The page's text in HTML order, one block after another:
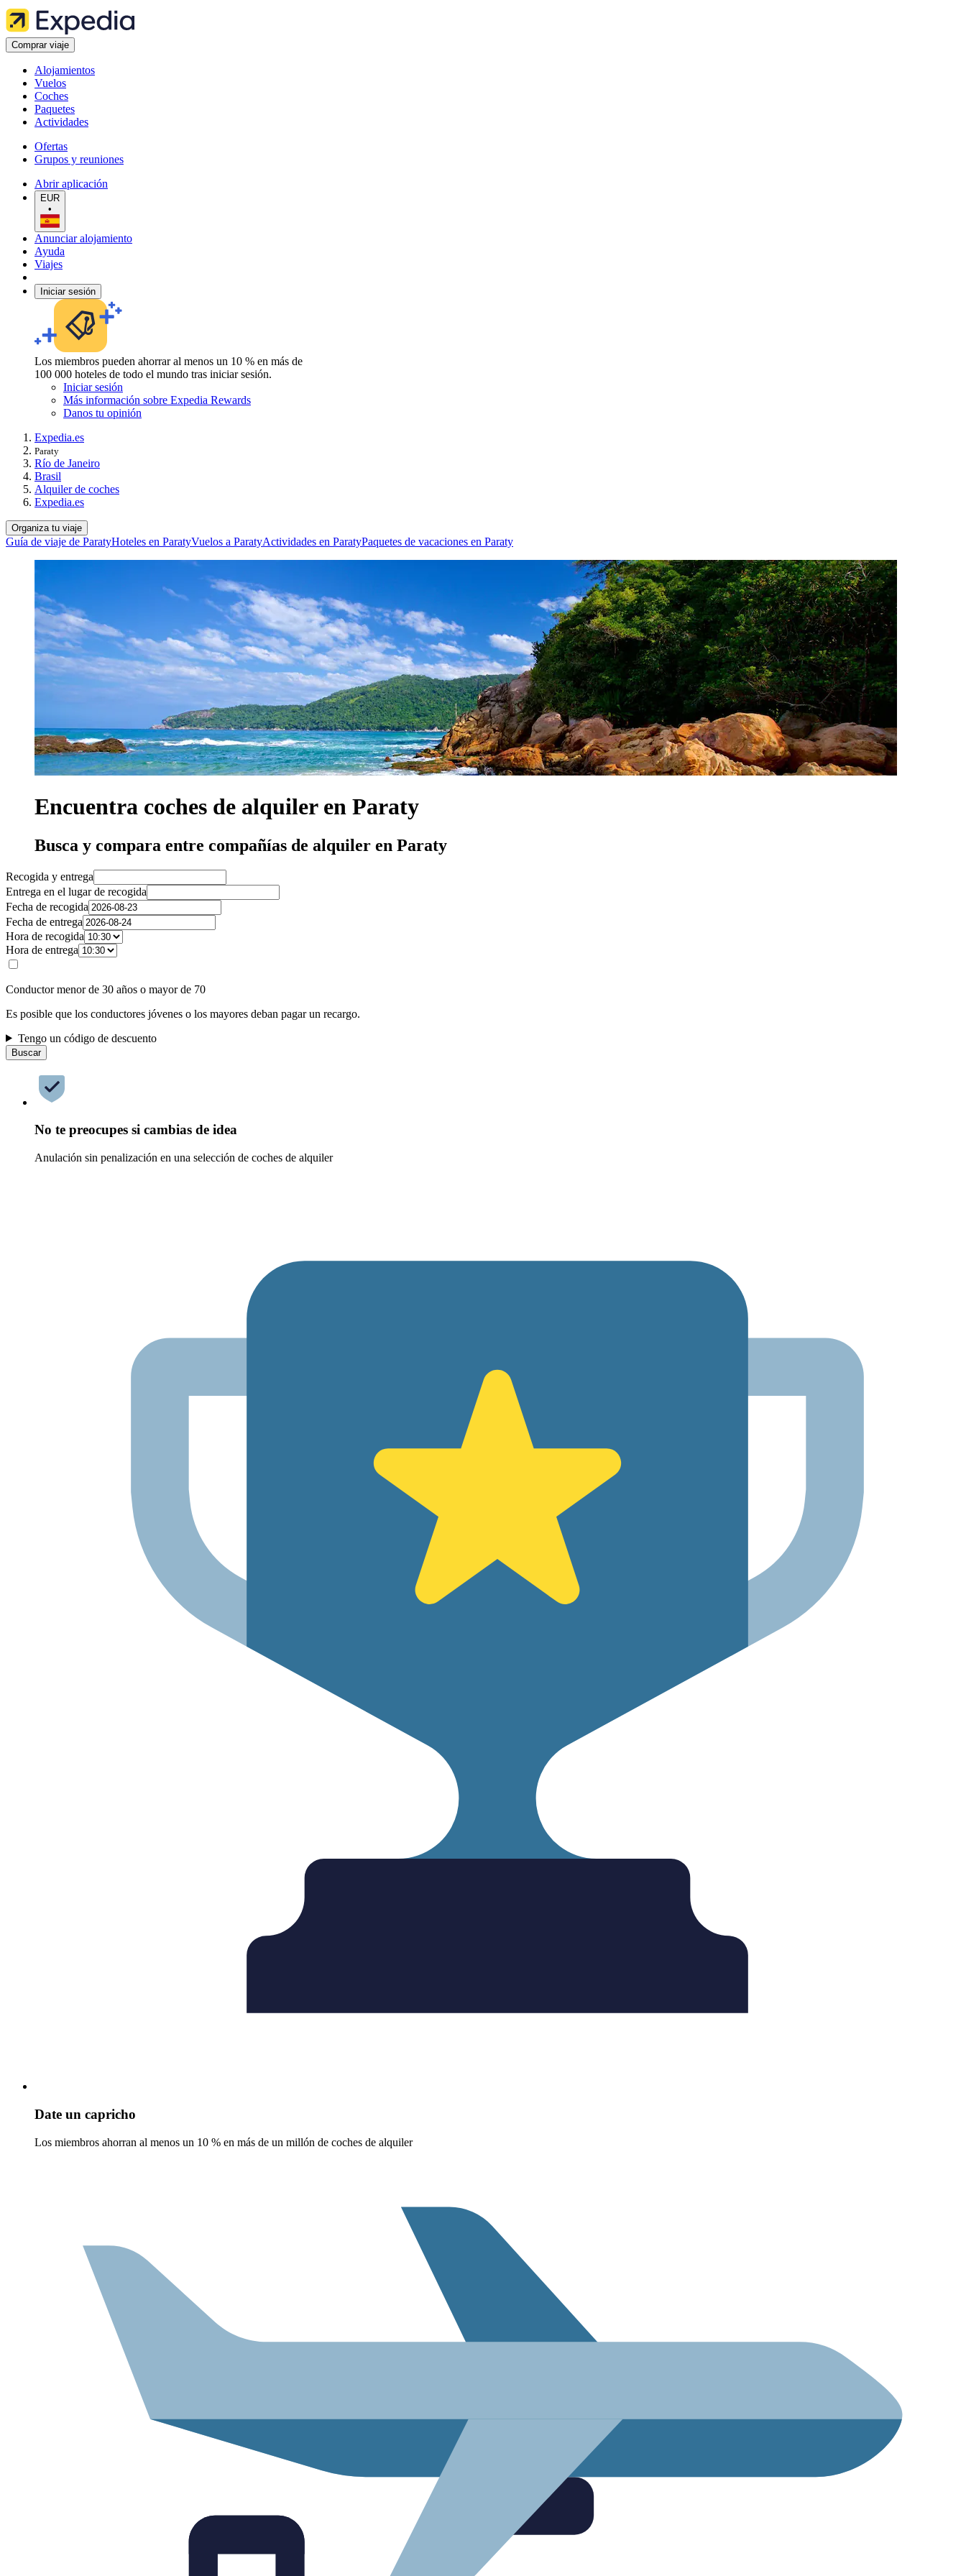
Comprar viaje
Alojamientos
Vuelos
Coches
Paquetes
Actividades
Ofertas
Grupos y reuniones
Abrir aplicación
EUR
•
Anunciar alojamiento
Ayuda
Viajes
Iniciar sesión
Los miembros pueden ahorrar al menos un 10 % en más de
100 000 hoteles de todo el mundo tras iniciar sesión.
Iniciar sesión
Más información sobre Expedia Rewards
Danos tu opinión
Expedia.es
Paraty
Río de Janeiro
Brasil
Alquiler de coches
Expedia.es
Organiza tu viaje
Guía de viaje de ParatyHoteles en ParatyVuelos a ParatyActividades en ParatyPaquetes de vacaciones en Paraty
Encuentra coches de alquiler en Paraty
Busca y compara entre compañías de alquiler en Paraty
Recogida y entrega
Entrega en el lugar de recogida
Fecha de recogida
Fecha de entrega
Hora de recogida
Hora de entrega
Conductor menor de 30 años o mayor de 70
Es posible que los conductores jóvenes o los mayores deban pagar un recargo.
Tengo un código de descuento
Buscar
No te preocupes si cambias de idea
Anulación sin penalización en una selección de coches de alquiler
Date un capricho
Los miembros ahorran al menos un 10 % en más de un millón de coches de alquiler